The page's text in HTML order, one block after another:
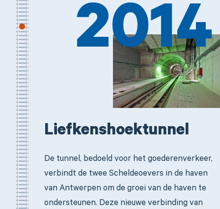
Liefkenshoektunnel
De tunnel, bedoeld voor het goederenverkeer,
verbindt de twee Scheldeoevers in de haven
van Antwerpen om de groei van de haven te
ondersteunen. Deze nieuwe verbinding van
2014